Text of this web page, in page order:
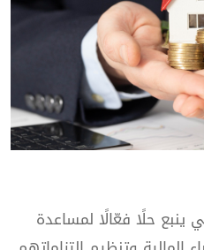
حلًا فعّالًا لمساعدة